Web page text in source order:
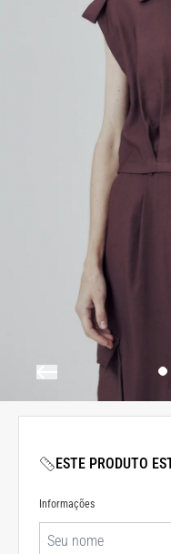
ESTE PRODUTO
Informações